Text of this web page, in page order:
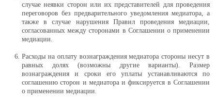
случае неявки сторон или их представителей для проведения
переговоров без предварительного уведомления медиатора, а
также в случае нарушения Правил проведения медиации,
согласованных между сторонами в Соглашении о применении
медиации.
Расходы на оплату вознаграждения медиатора стороны несут в
равных долях (возможны другие варианты). Размер
вознаграждения и сроки его уплаты устанавливаются по
соглашению сторон и медиатора и фиксируется в Соглашении
о применении медиации.